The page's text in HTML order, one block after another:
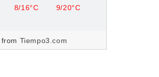
8/16°C 9/20°C
Tiempo3.com